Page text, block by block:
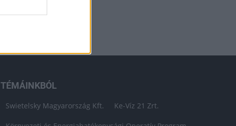
TÉMÁINKBÓL
Swietelsky Magyarország Kft. Ke-Víz 21 Zrt.